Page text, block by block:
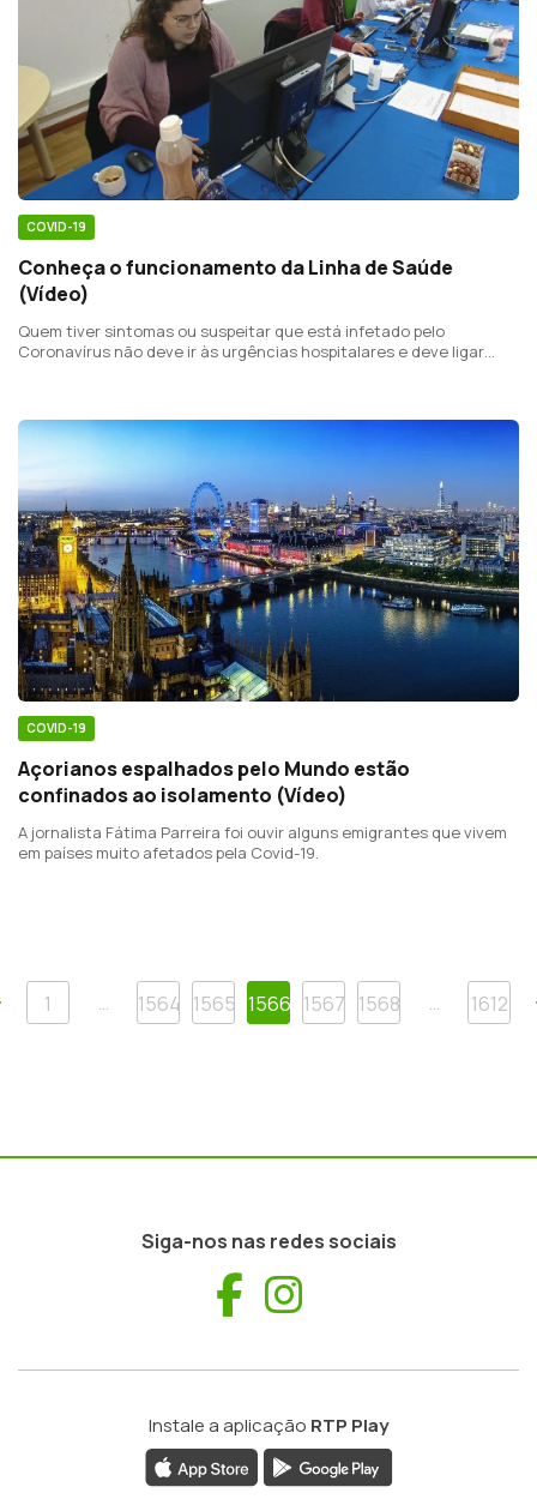
COVID-19
Conheça o funcionamento da Linha de Saúde
(Vídeo)
Quem tiver sintomas ou suspeitar que está infetado pelo
Coronavírus não deve ir às urgências hospitalares e deve ligar
COVID-19
Açorianos espalhados pelo Mundo estão
confinados ao isolamento (Vídeo)
A jornalista Fátima Parreira foi ouvir alguns emigrantes que vivem
em países muito afetados pela Covid-19.
Anterior
1 … 1564 1565 1566 1567 1568 … 1612
Siga-nos nas redes sociais
Facebook
Instale a aplicação RTP Play